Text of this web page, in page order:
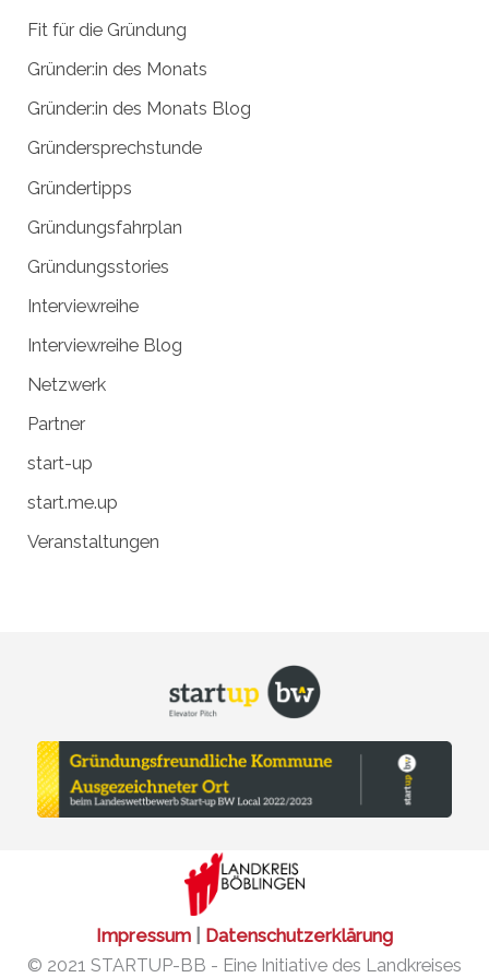
:Fit für die Gründung
Gründer:in des Monats
Gründer:in des Monats Blog
Gründersprechstunde
Gründertipps
Gründungsfahrplan
Gründungsstories
Interviewreihe
Interviewreihe Blog
Netzwerk
Partner
start-up
start.me.up
Veranstaltungen
Impressum
Datenschutzerklärung
© 2021 STARTUP-BB - Eine Initiative des Landkreises